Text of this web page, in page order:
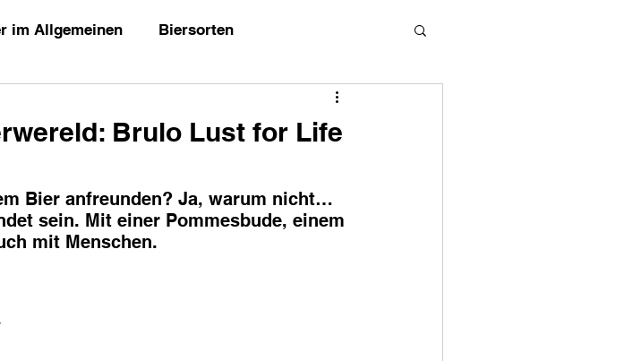
im Allgemeinen Biersorten
Brulo Lust for Life
Bier anfreunden? Ja, warum nicht…
sein. Mit einer Pommesbude, einem
mit Menschen.